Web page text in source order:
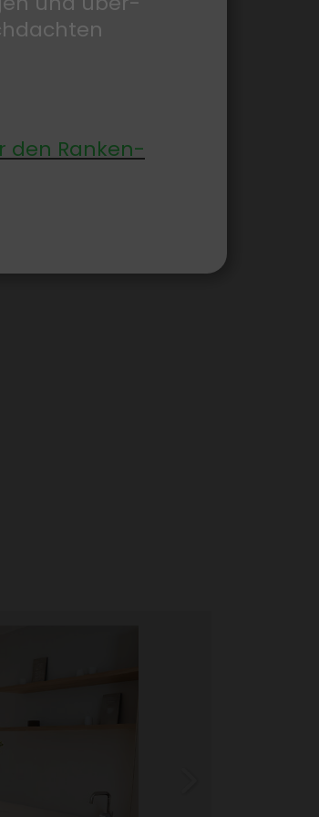
- solange verfügbar)
den Ranken­